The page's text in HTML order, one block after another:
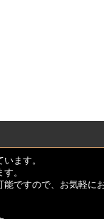
ます。
。
ですので、お気軽に